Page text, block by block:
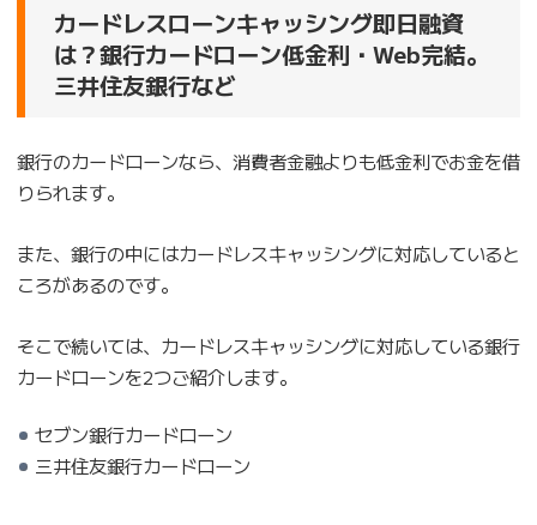
カードレスローンキャッシング即日融資
は？銀行カードローン低金利・Web完結。
三井住友銀行など
銀行のカードローンなら、消費者金融よりも低金利でお金を借
りられます。
また、銀行の中にはカードレスキャッシングに対応していると
ころがあるのです。
そこで続いては、カードレスキャッシングに対応している銀行
カードローンを2つご紹介します。
セブン銀行カードローン
三井住友銀行カードローン